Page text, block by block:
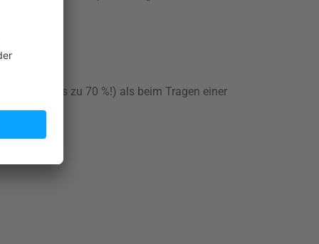
ausfällt (bis zu 70 %!) als beim Tragen einer